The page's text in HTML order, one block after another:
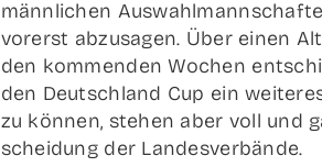
männ­li­chen
vor­erst abzu­sa­gen. Über einen
den kom­men­den Wochen
den Deutsch­land Cup ein
zu kön­nen, ste­hen aber voll und
schei­dung der Landesverbände.